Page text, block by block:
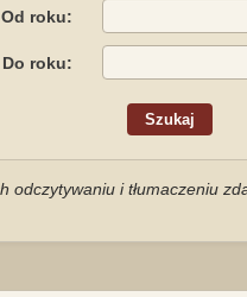
Od roku:
Do roku:
i tłumaczeniu